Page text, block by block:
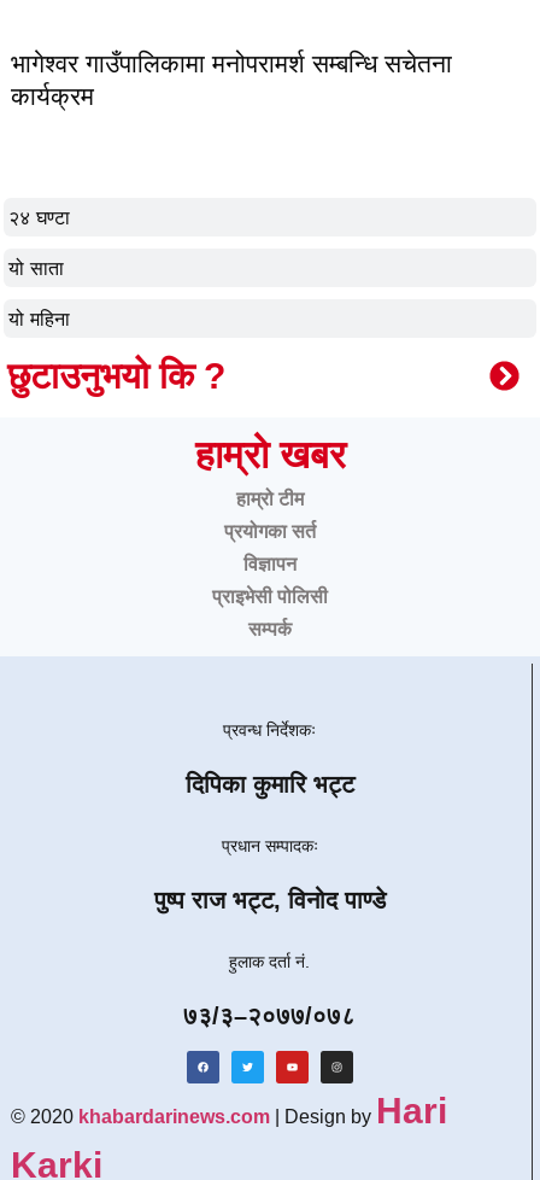
२४ घण्टा
यो साता
यो महिना
भागेश्वर गाउँपालिकामा मनोपरामर्श सम्बन्धि सचेतना
कार्यक्रम
छुटाउनुभयो कि ?
हाम्रो खबर
हाम्रो टीम
प्रयोगका सर्त
विज्ञापन
प्राइभेसी पोलिसी
सम्पर्क
प्रवन्ध निर्देशकः
दिपिका कुमारि भट्ट
प्रधान सम्पादकः
पुष्प राज भट्ट, विनोद पाण्डे
हुलाक दर्ता नं.
७३/३–२०७७/०७८
© 2020 khabardarinews.com | Design by Hari
Karki